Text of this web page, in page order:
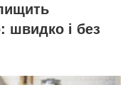
швидко і без